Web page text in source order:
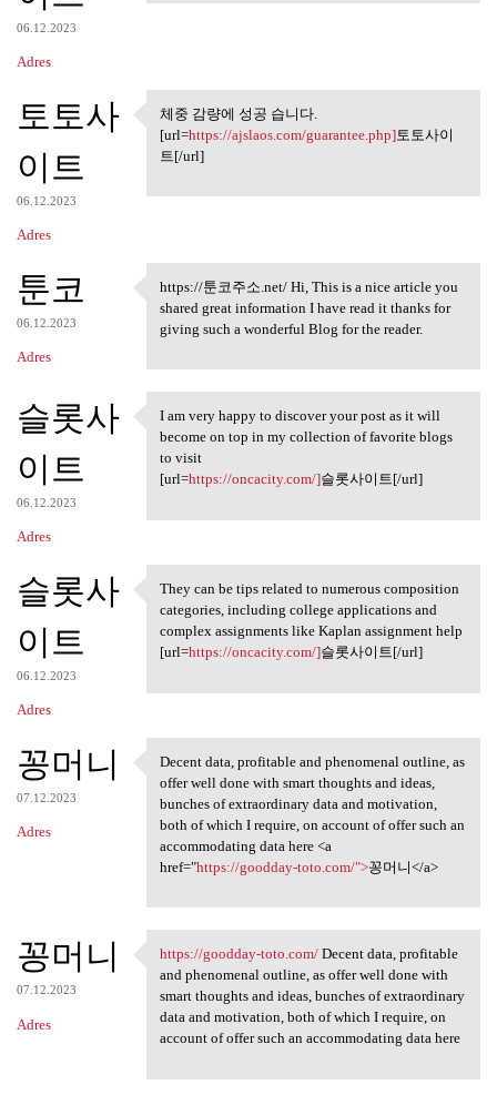
06.12.2023
Adres
토토사
이트
06.12.2023
Adres
체중 감량에 성공 습니다.
체중 감량에 성공 습니다.
[url=https://ajslaos.com/guarantee.php]토토사이
트[/url]
툰코
06.12.2023
Adres
https://툰코주소.net/ Hi, This is
https://툰코주소.net/ Hi, This is a nice article you
shared great information I have read it thanks for
giving such a wonderful Blog for the reader.
슬롯사
이트
06.12.2023
Adres
I am very happy to discover
I am very happy to discover your post as it will
become on top in my collection of favorite blogs
to visit
[url=https://oncacity.com/]슬롯사이트[/url]
슬롯사
이트
06.12.2023
Adres
They can be tips related to
They can be tips related to numerous composition
categories, including college applications and
complex assignments like Kaplan assignment help
[url=https://oncacity.com/]슬롯사이트[/url]
꽁머니
07.12.2023
Adres
Decent data, profitable and
Decent data, profitable and phenomenal outline, as
offer well done with smart thoughts and ideas,
bunches of extraordinary data and motivation,
both of which I require, on account of offer such an
accommodating data here <a
href="https://goodday-toto.com/">꽁머니</a>
꽁머니
07.12.2023
Adres
https://goodday-toto.com/
https://goodday-toto.com/Decent data, profitable
and phenomenal outline, as offer well done with
smart thoughts and ideas, bunches of extraordinary
data and motivation, both of which I require, on
account of offer such an accommodating data here